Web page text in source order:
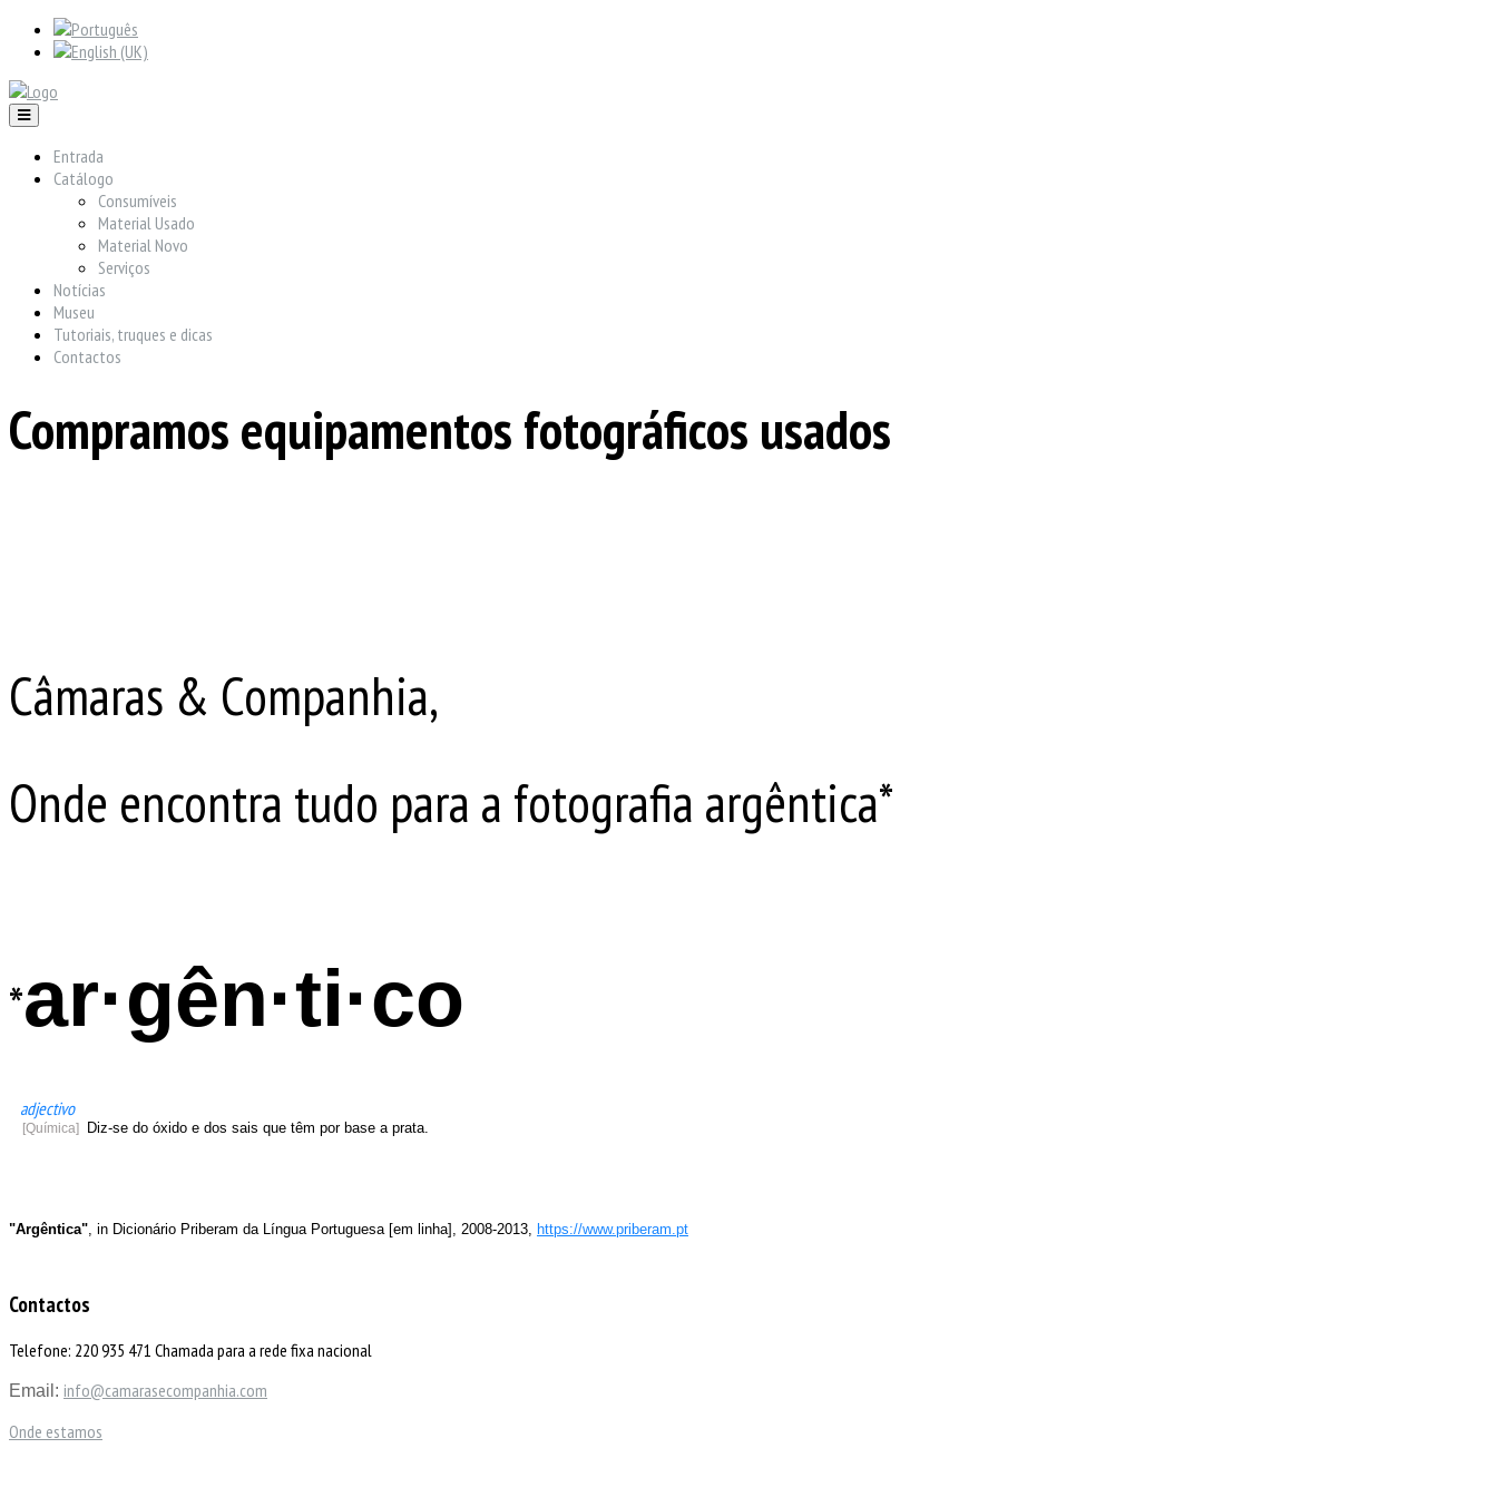
Entrada
Catálogo
Consumíveis
Material Usado
Material Novo
Serviços
Notícias
Museu
Tutoriais, truques e dicas
Contactos
Compramos equipamentos fotográficos usados
Câmaras & Companhia,
Onde encontra tudo para a fotografia argêntica*
*ar·gên·ti·co
adjectivo
[Química] Diz-se do óxido e dos sais que têm por base a prata.
"Argêntica", in Dicionário Priberam da Língua Portuguesa [em linha], 2008-2013, https://www.priberam.pt
Contactos
Telefone: 220 935 471 Chamada para a rede fixa nacional
Email: info@camarasecompanhia.com
Onde estamos